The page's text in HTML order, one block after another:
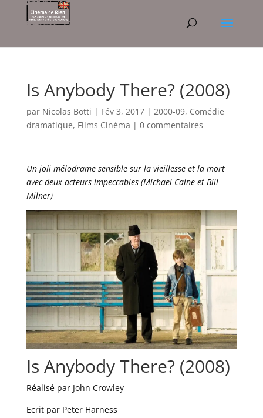
Is Anybody There? (2008)
par Nicolas Botti | Fév 3, 2017| 2000-09, Comédie
dramatique, Films Cinéma | 0 commentaires
Un joli mélodrame sensible sur la vieillesse et la mort
avec deux acteurs impeccables (Michael Caine et Bill
Milner)
Is Anybody There? (2008)
Réalisé par John Crowley
Ecrit par Peter Harness